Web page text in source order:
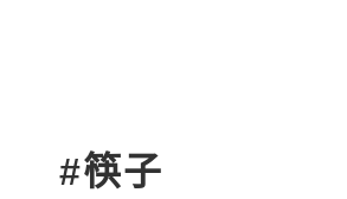
#筷子